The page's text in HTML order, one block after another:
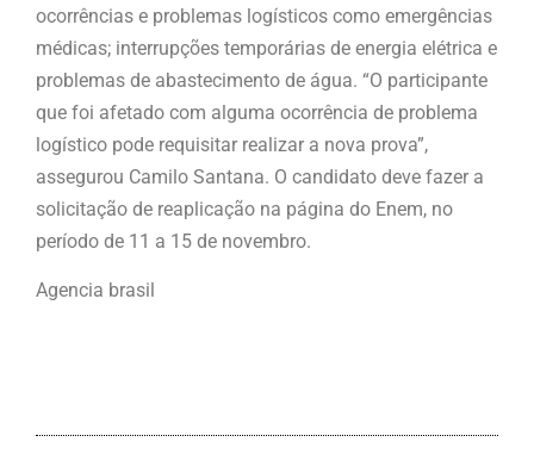
ocorrências e problemas logísticos como emergências
médicas; interrupções temporárias de energia elétrica e
problemas de abastecimento de água. “O participante
que foi afetado com alguma ocorrência de problema
logístico pode requisitar realizar a nova prova”,
assegurou Camilo Santana. O candidato deve fazer a
solicitação de reaplicação na página do Enem, no
período de 11 a 15 de novembro.
Agencia brasil